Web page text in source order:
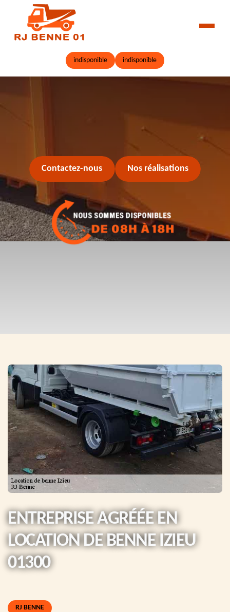
indisponible indisponible
Contactez-nous Nos réalisations
ENTREPRISE AGRÉÉE EN
LOCATION DE BENNE IZIEU
01300
RJ BENNE